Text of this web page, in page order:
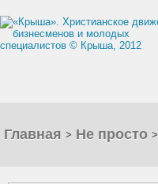
Главная > Не просто >